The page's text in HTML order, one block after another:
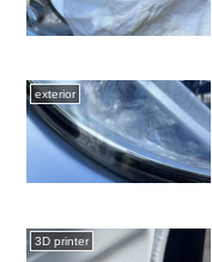
exterior
3D printer